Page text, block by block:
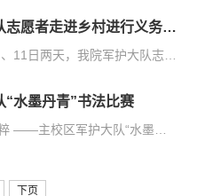
新校区军护大队志愿者走进乡村进行义务劳动
“水墨丹青”书法比赛
下页